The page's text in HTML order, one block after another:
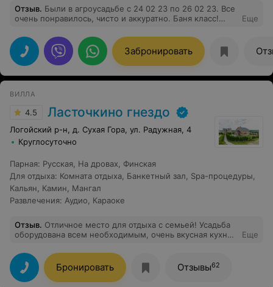
Отзыв. Были в агроусадьбе с 24 02 23 по 26 02 23. Все
очень понравилось, чисто и аккуратно. Баня класс!
Спасибо за отличный отдых!!! Минус один: надо
следить за гостями, которые приезжают с собаками и
не убирают за ними. Анна и Франк.
Еще
Забронировать
ВИЛЛА
4.5 Ласточкино гнездо
Логойский р-н, д. Сухая Гора, ул. Радужная, 4
Круглосуточно
Парная: Русская, На дровах, Финская
Для отдыха: Комната отдыха, Банкетный зал, Spa-процедуры,
Кальян, Камин, Мангал
Развлечения: Аудио, Караоке
Отзыв. Отличное место для отдыха с семьей! Усадьба
оборудована всем необходимым, очень вкусная кухня,
Еще
Бронировать Отзывы62